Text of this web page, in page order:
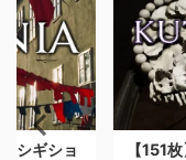
【151枚】クトナー